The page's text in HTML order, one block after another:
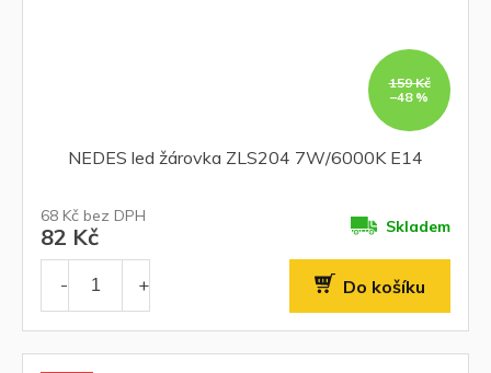
159 Kč
–48 %
NEDES led žárovka ZLS204 7W/6000K E14
68 Kč bez DPH
82 Kč Skladem
Do košíku